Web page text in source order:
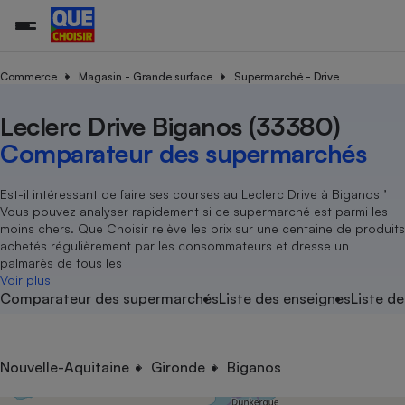
Commerce Magasin - Grande surface Supermarché - Drive
Leclerc Drive Biganos (33380)
Comparateur des supermarchés
Est-il intéressant de faire ses courses au Leclerc Drive à Biganos ’
Vous pouvez analyser rapidement si ce supermarché est parmi les
moins chers. Que Choisir relève les prix sur une centaine de produits
achetés régulièrement par les consommateurs et dresse un
palmarès de tous les
Voir plus
Comparateur des supermarchésListe des enseignesListe
Nouvelle-Aquitaine Gironde Biganos
Additifs
Nutrition
Assurance auto
Magasin - Grande surface
Méthode de vente -
Organismes de défense
Système judiciairegratuit
Déchet
Achat - Vente - Travaux
Location
Sport
électrique
Démarche administrative
Senior
Service marchand
Train
Transport aérien
Toutes les actualités
Enquêtes
Guides d'achat
Conseils
Brèves
Tous les services
Soumettre un litige
Lettres types
Rencontrer une association locale
Tous nos combats
Nos actions
Nos grandes victoires
Les billets de la présidente
Nos associations locales
Nous rejoindre
En savoir plus sur Que Choisir Ensemble
nous ?
L’association
Nos missions
Notre méthodologie
Notre financement
Nos partenaires
Nous rejoindre